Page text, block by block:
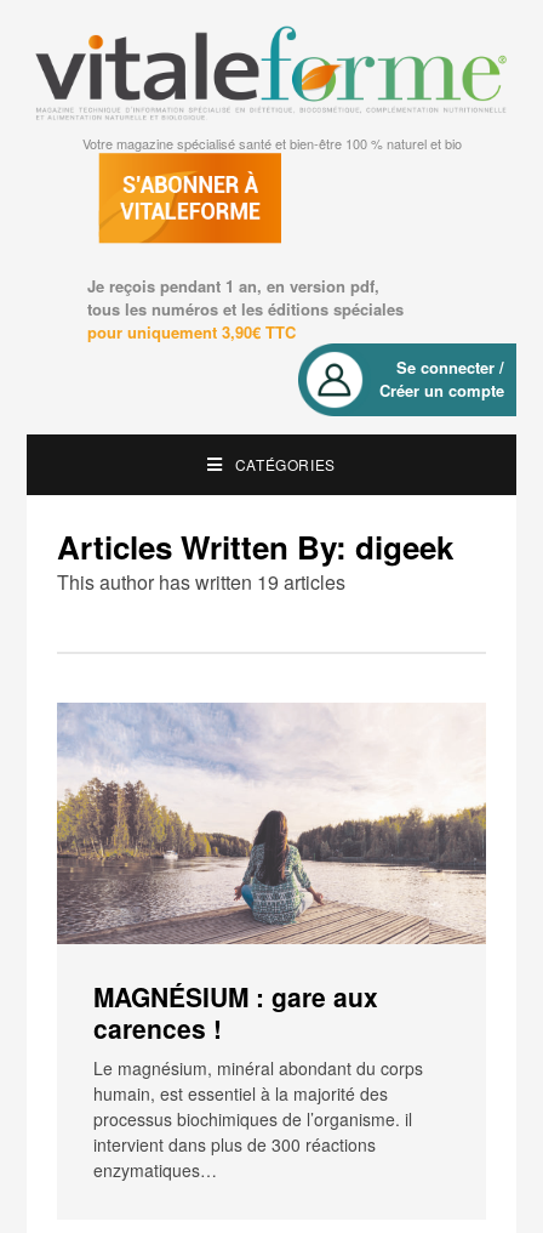
Votre magazine spécialisé santé et bien-être 100 % naturel et bio
Je reçois pendant 1 an, en version pdf,
tous les numéros et les éditions spéciales
pour uniquement 3,90€ TTC
Se connecter /
Créer un compte
CATÉGORIES
Articles Written By: digeek
This author has written 19 articles
MAGNÉSIUM : gare aux
carences !
Le magnésium, minéral abondant du corps
humain, est essentiel à la majorité des
processus biochimiques de l’organisme. il
intervient dans plus de 300 réactions
enzymatiques…